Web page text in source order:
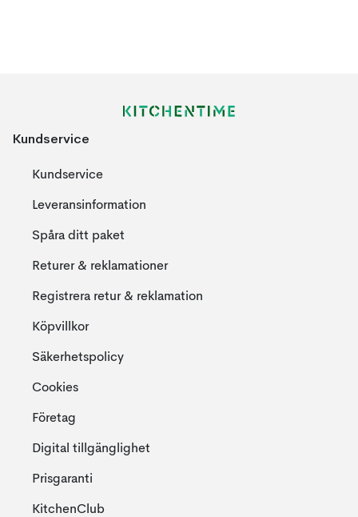
Kundservice
Kundservice
Leveransinformation
Spåra ditt paket
Returer & reklamationer
Registrera retur & reklamation
Köpvillkor
Säkerhetspolicy
Cookies
Företag
Digital tillgänglighet
Prisgaranti
KitchenClub